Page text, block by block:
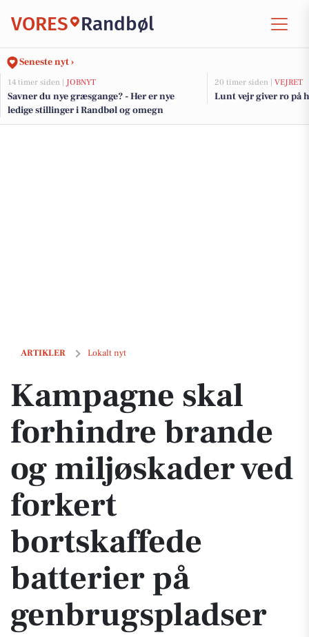
VORES Randbøl
Seneste nyt ›
14 timer siden | JOBNYT
Savner du nye græsgange? - Her er nye
ledige stillinger i Randbøl og omegn
20 timer siden | VEJRET
Lunt vejr giver ro på
ARTIKLER Lokalt nyt
Kampagne skal forhindre brande og miljøskader ved forkert
Kampagne skal
forhindre brande
og miljøskader ved
forkert
bortskaffede
batterier på
genbrugspladser